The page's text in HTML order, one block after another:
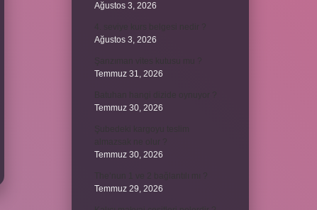
Ağustos 3, 2026
Ağustos 3, 2026
Temmuz 31, 2026
Temmuz 30, 2026
Temmuz 30, 2026
Temmuz 29, 2026